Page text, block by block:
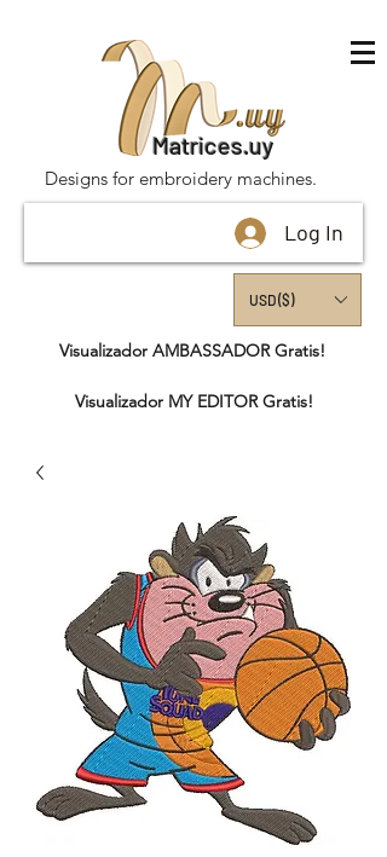
Matrices.uy
Designs for embroidery machines.
Log In
USD ($)
Visualizador AMBASSADOR Gratis!
Visualizador MY EDITOR Gratis!